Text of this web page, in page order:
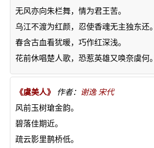
无风亦向朱栏舞，情为君王苦。
乌江不渡为红颜，忍使香魂无主独东还。
春含古血看犹暖，巧作红深浅。
花前休唱楚人歌，恐惹英雄又唤奈虞何。
《虞美人》 作者： 谢逸 宋代
风前玉树瑲金韵。
碧落佳期近。
疏云影里鹊桥低。